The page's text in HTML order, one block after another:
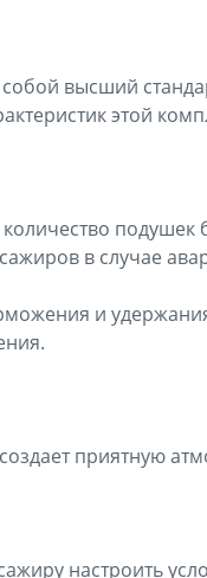
высший
этой
подушек
в случае
и
приятную
настроить